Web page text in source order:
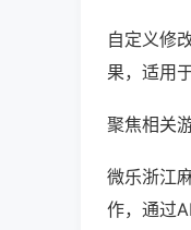
自定义修
果，适用
聚焦相关
微乐浙江
作，通过